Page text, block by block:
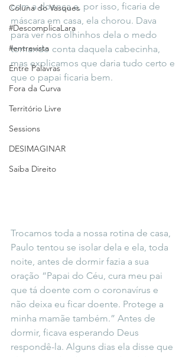
Coluna do Vasques
#DescomplicaLara
#entrevista
Entre Palavras
Fora da Curva
Território Livre
Sessions
DESIMAGINAR
Saiba Direito
com a doença e, por isso, ficaria de
máscara em casa, ela chorou. Dava
para ver nos olhinhos dela o medo
tomando conta daquela cabecinha,
mas explicamos que daria tudo certo e
que o papai ficaria bem.
Trocamos toda a nossa rotina de casa,
Paulo tentou se isolar dela e ela, toda
noite, antes de dormir fazia a sua
oração “Papai do Céu, cura meu pai
que tá doente com o coronavírus e
não deixa eu ficar doente. Protege a
minha mamãe também.” Antes de
dormir, ficava esperando Deus
respondê-la. Alguns dias ela disse que